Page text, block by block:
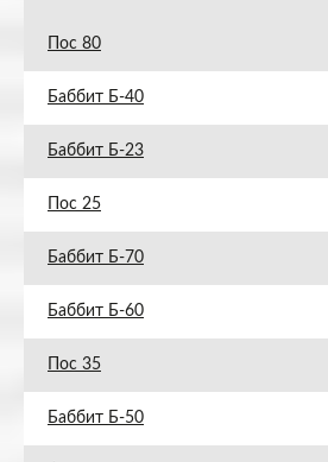
Пос 80
Баббит Б-40
Баббит Б-23
Пос 25
Баббит Б-70
Баббит Б-60
Пос 35
Баббит Б-50